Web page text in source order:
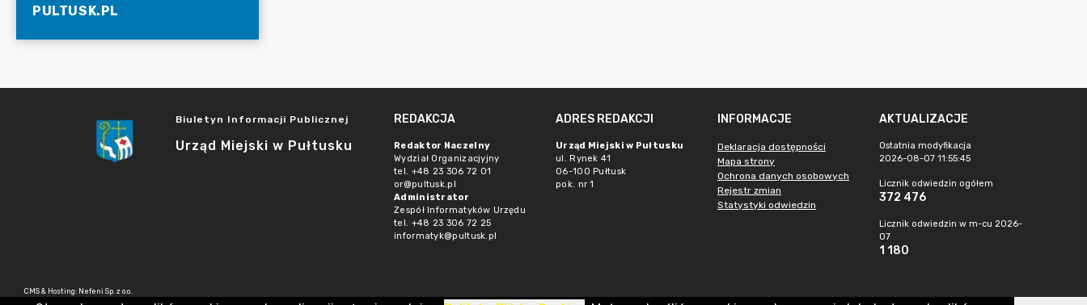
PULTUSK.PL
Biuletyn Informacji Publicznej
Urząd Miejski w Pułtusku
REDAKCJA
Redaktor Naczelny
Wydział Organizacjyjny
tel. +48 23 306 72 01
or@pultusk.pl
Administrator
Zespół Informatyków Urzędu
tel. +48 23 306 72 25
informatyk@pultusk.pl
ADRES REDAKCJI
Urząd Miejski w Pułtusku
ul. Rynek 41
06-100 Pułtusk
pok. nr 1
INFORMACJE
Deklaracja dostępności
Mapa strony
Ochrona danych osobowych
Rejestr zmian
Statystyki odwiedzin
AKTUALIZACJE
Ostatnia modyfikacja
2026-08-07 11:55:45
Licznik odwiedzin ogółem
372 476
Licznik odwiedzin w m-cu 2026-
07
1 180
CMS & Hosting: Nefeni Sp. z o.o.